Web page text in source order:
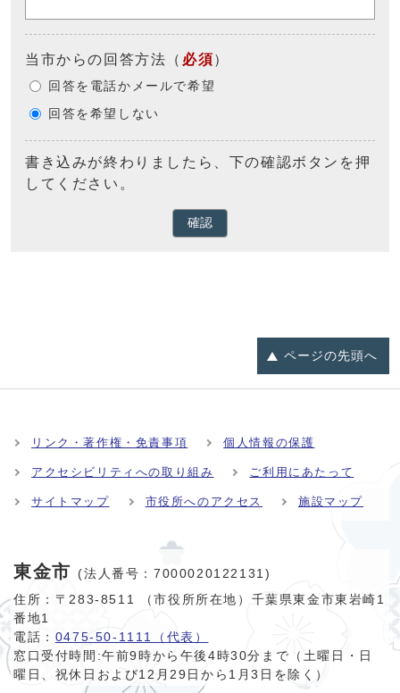
当市からの回答方法 （ 必須）
回答を電話かメールで希望
回答を希望しない
書き込みが終わりましたら、下の確認ボタンを押
してください。
確認
ページの先頭へ
リンク・著作権・免責事項 個人情報の保護
アクセシビリティへの取り組み ご利用にあたって
サイトマップ 市役所へのアクセス 施設マップ
東金市
(法人番号：7000020122131)
住所：〒283-8511 （市役所所在地）千葉県東金市東岩崎1
番地1
電話： 0475-50-1111（代表）
窓口受付時間:午前9時から午後4時30分まで（土曜日・日
曜日、祝休日および12月29日から1月3日を除く）